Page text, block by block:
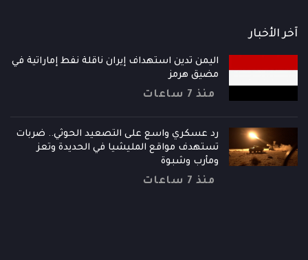
آخر الأخبار
اليمن تدين استهداف إيران ناقلة نفط إماراتية في
مضيق هرمز
منذ 7 ساعات
رد عسكري واسع على التصعيد الحوثي.. ضربات
تستهدف مواقع المليشيا في الحديدة وتعز
ومأرب وشبوة
منذ 7 ساعات